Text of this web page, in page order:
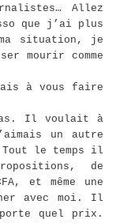
Allez
que j’ai plus
situation, je
mourir comme
à vous faire
Il voulait à
un autre
Tout le temps il
de
et même une
avec moi. Il
quel prix.